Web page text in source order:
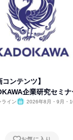
コンテンツ】
企業研究セミナ
ライン
2026年8月・9月・